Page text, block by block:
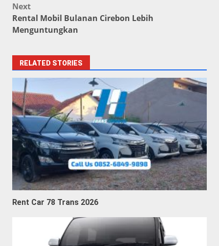
Next
Rental Mobil Bulanan Cirebon Lebih
Menguntungkan
RELATED STORIES
Rent Car 78 Trans 2026